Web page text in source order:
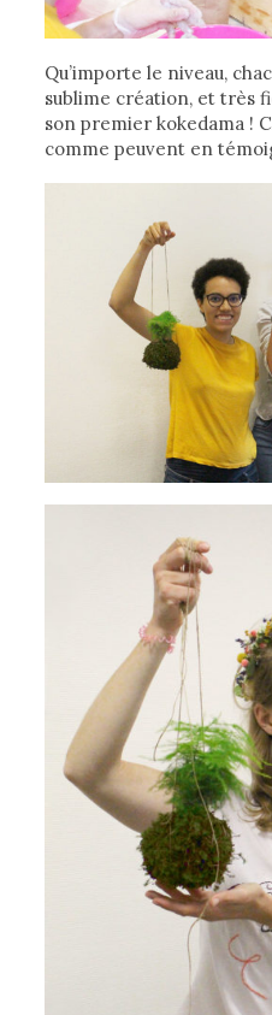
Qu’importe le niveau,
sublime création, et très
son premier kokedama !
comme peuvent en